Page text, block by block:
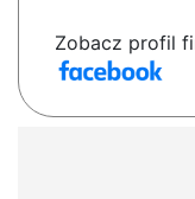
Zobacz profil